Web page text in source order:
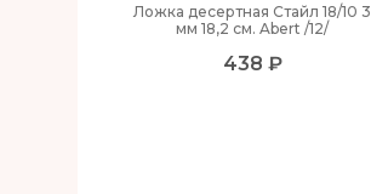
Ложка десертная Стайл 18/10 3
мм 18,2 см. Abert /12/
438 ₽